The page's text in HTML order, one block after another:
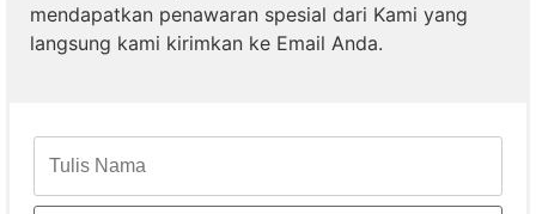
mendapatkan penawaran spesial dari Kami yang
langsung kami kirimkan ke Email Anda.